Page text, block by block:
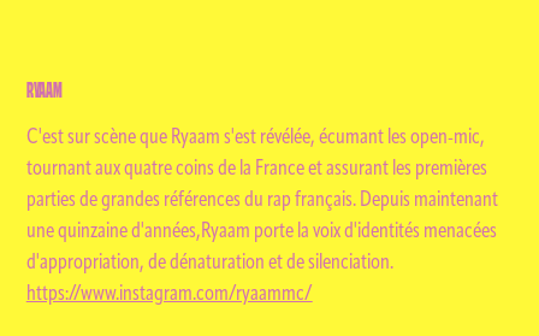
RYAAM
C'est sur scène que Ryaam s'est révélée, écumant les open-mic,
tournant aux quatre coins de la France et assurant les premières
parties de grandes références du rap français. Depuis maintenant
une quinzaine d'années,Ryaam porte la voix d'identités menacées
d'appropriation, de dénaturation et de silenciation.
https://www.instagram.com/ryaammc/